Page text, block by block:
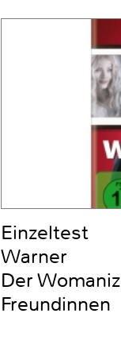
Einzeltest
Warner
Der
Freundinnen